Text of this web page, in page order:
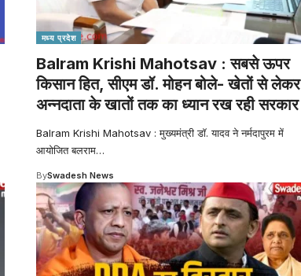
मध्य प्रदेश
Balram Krishi Mahotsav : सबसे ऊपर
किसान हित, सीएम डॉ. मोहन बोले- खेतों से लेकर
अन्नदाता के खातों तक का ध्यान रख रही सरकार
Balram Krishi Mahotsav : मुख्यमंत्री डॉ. यादव ने नर्मदापुरम में
आयोजित बलराम…
BySwadesh News